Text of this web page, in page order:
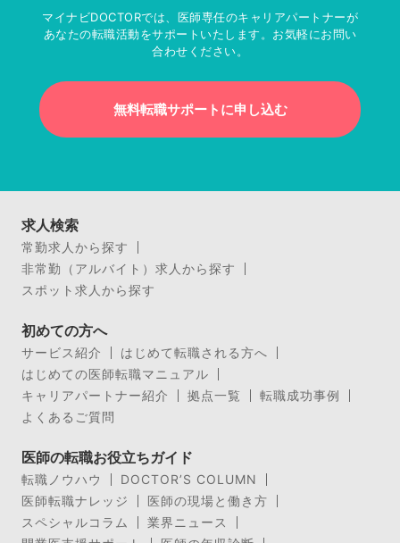
マイナビDOCTORでは、医師専任のキャリアパートナーが
あなたの転職活動をサポートいたします。お気軽にお問い
合わせください。
無料転職サポートに申し込む
求人検索
常勤求人から探す
非常勤（アルバイト）求人から探す
スポット求人から探す
初めての方へ
サービス紹介
はじめて転職される方へ
はじめての医師転職マニュアル
キャリアパートナー紹介
拠点一覧
転職成功事例
よくあるご質問
医師の転職お役立ちガイド
転職ノウハウ
DOCTOR’S COLUMN
医師転職ナレッジ
医師の現場と働き方
スペシャルコラム
業界ニュース